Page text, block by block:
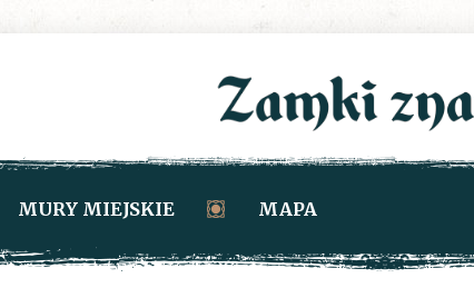
MURY MIEJSKIE MAPA